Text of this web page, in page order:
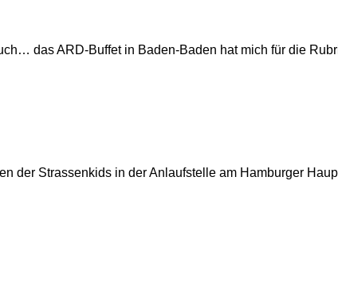
das ARD-Buffet in Baden-Baden hat mich für die
der Strassenkids in der Anlaufstelle am Hamburger